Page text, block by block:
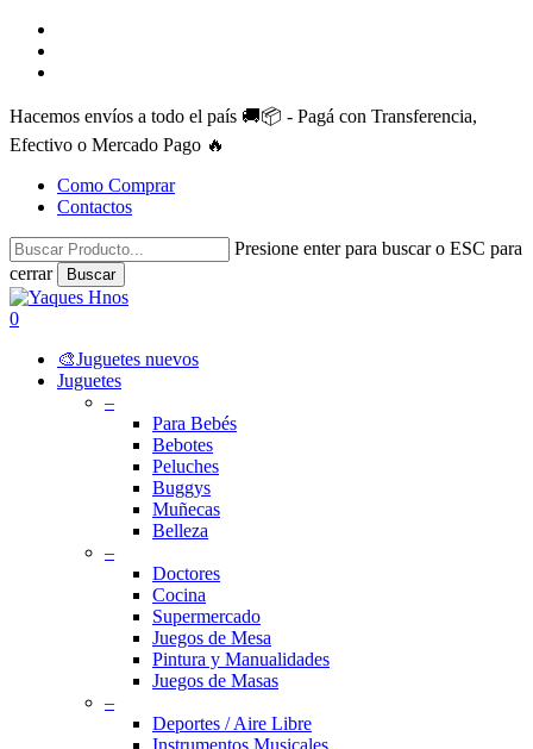
Skip
main
Hacemos envíos a todo el país 🚚📦 - Pagá con Transferencia,
Efectivo o Mercado Pago 🔥
Como Comprar
Contactos
Presione enter para buscar o ESC para
cerrar
Buscar
Close
Search
search
account
0
🎨Juguetes nuevos
Juguetes
–
Para Bebés
Bebotes
Peluches
Buggys
Muñecas
Belleza
–
Doctores
Cocina
Supermercado
Juegos de Mesa
Pintura y Manualidades
Juegos de Masas
–
Deportes / Aire Libre
Instrumentos Musicales